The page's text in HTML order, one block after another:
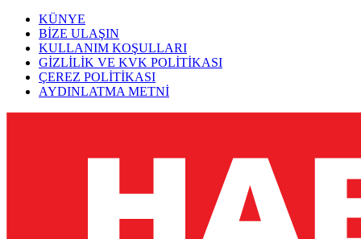
KÜNYE
BİZE ULAŞIN
KULLANIM KOŞULLARI
GİZLİLİK VE KVK POLİTİKASI
ÇEREZ POLİTİKASI
AYDINLATMA METNİ